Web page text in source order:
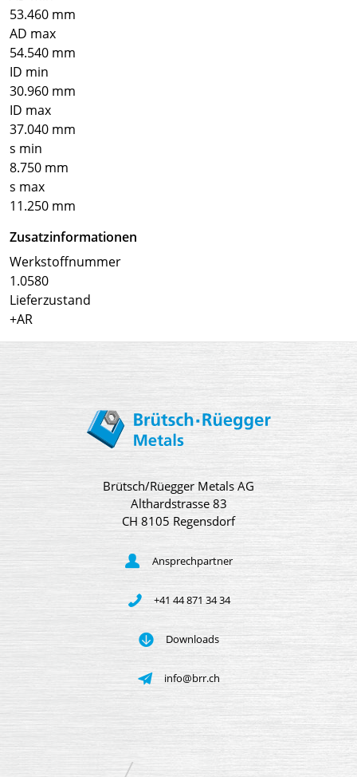
53.460 mm
AD max
54.540 mm
ID min
30.960 mm
ID max
37.040 mm
s min
8.750 mm
s max
11.250 mm
Zusatzinformationen
Werkstoffnummer
1.0580
Lieferzustand
+AR
Brütsch/Rüegger Metals AG
Althardstrasse 83
CH 8105 Regensdorf
Ansprechpartner
+41 44 871 34 34
Downloads
info@brr.ch